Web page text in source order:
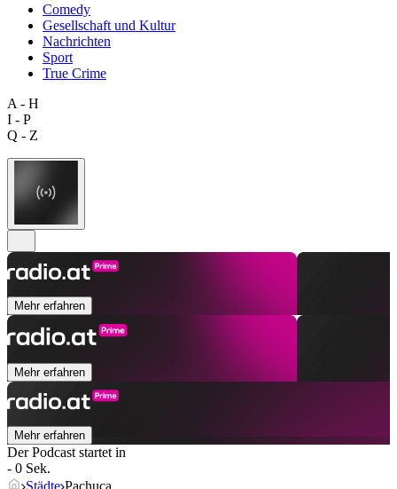
Comedy
Gesellschaft und Kultur
Nachrichten
Sport
True Crime
A - H
I - P
Q - Z
Mehr erfahren
Mehr erfahren
Mehr erfahren
Der Podcast startet in
- 0 Sek.